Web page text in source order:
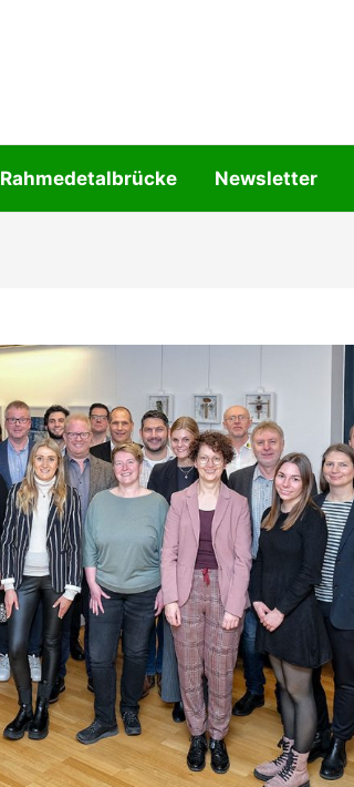
Rahmedetalbrücke Newsletter